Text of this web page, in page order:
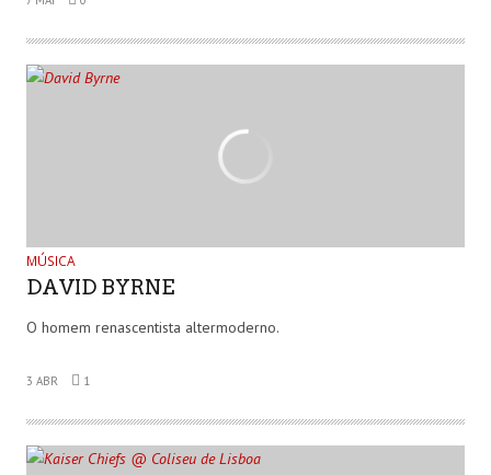
MÚSICA
DAVID BYRNE
O homem renascentista altermoderno.
3 ABR 1